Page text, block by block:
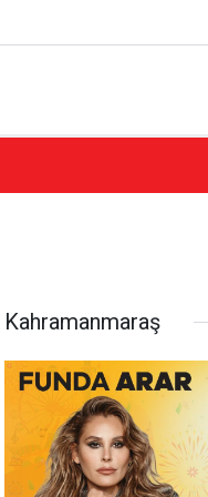
Kahramanmaraş